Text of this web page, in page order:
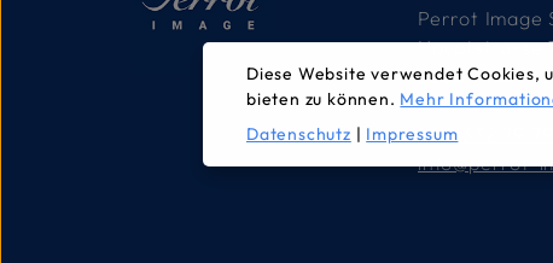
Perrot Image
Hauptstrasse
2560 Nidau,
032 332 79 79
info@perrot-
Diese Website verwendet Cookies,
bieten zu können. Mehr
Datenschutz | Impressum